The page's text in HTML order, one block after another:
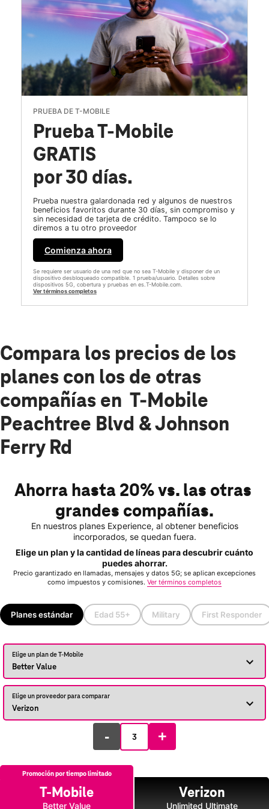
PRUEBA DE T-MOBILE
Prueba T-Mobile
GRATIS
por 30 días.
Prueba nuestra galardonada red y algunos de nuestros
beneficios favoritos durante 30 días, sin compromiso y
sin necesidad de tarjeta de crédito. Tampoco se lo
diremos a tu otro proveedor
Comienza ahora
Se requiere ser usuario de una red que no sea T-Mobile y disponer de un
dispositivo desbloqueado compatible. 1 prueba/usuario. Detalles sobre
dispositivos 5G, cobertura y pruebas en es.T-Mobile.com.
Ver términos completos
Compara los precios de los
planes con los de otras
compañías en T-Mobile
Peachtree Blvd & Johnson
Ferry Rd